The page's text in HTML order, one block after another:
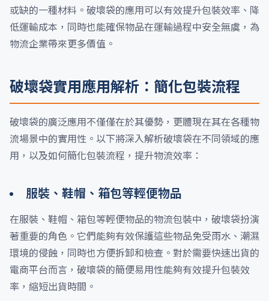
或缺的一種材料。破壞袋的應用可以有效提升包裝效率、降
低運輸成本，同時也能確保物品在運輸過程中安全無虞，為
物流企業帶來更多價值。
破壞袋實用應用解析：簡化包裝流程
破壞袋的廣泛應用不僅僅在於其優勢，更體現在其在各種物
流場景中的實用性。以下將深入解析破壞袋在不同領域的應
用，以及如何簡化包裝流程，提升物流效率：
服裝、鞋帽、箱包等輕便物品
在服裝、鞋帽、箱包等輕便物品的物流包裝中，破壞袋扮演
著重要的角色。它們能夠有效保護這些物品免受雨水、潮濕
環境的侵蝕，同時也方便拆卸和檢查。對於需要快速出貨的
電商平台而言，破壞袋的簡便易用性能夠有效提升包裝效
率，縮短出貨時間。